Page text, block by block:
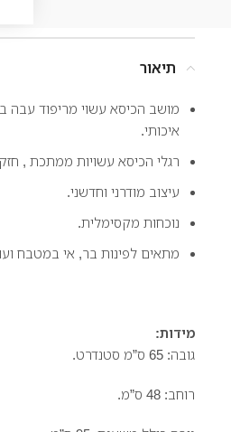
תיאור
מושב הכיסא עשוי מריפוד עבה
איכותי.
רגלי הכיסא עשויות ממתכת ,
עיצוב מודרני וחדשני.
נוכחות מקסימלית.
מתאים לפינות בר, אי במטבח
מידות:
גובה: 65 ס”מ סטנדרט.
רוחב: 48 ס”מ.